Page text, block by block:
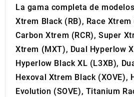
La gama completa de modelos
Xtrem Black (RB), Race Xtrem
Carbon Xtrem (RCR), Super
Xtrem (MXT), Dual Hyperlow
Hyperlow Black XL (L3XB),
Hexoval Xtrem Black (XOVE),
Evolution (SOVE), Titanium